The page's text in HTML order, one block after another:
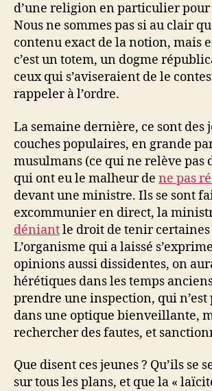
?
d’une religion en particulier pour
Nous ne sommes pas si au clair
contenu exact de la notion, mais
c’est un totem, un dogme
ceux qui s’aviseraient de le
rappeler à l’ordre.
La semaine dernière, ce sont des
couches populaires, en grande
musulmans (ce qui ne relève pas
qui ont eu le malheur de ne pas
devant une ministre. Ils se sont
excommunier en direct, la
déniantle droit de tenir
L’organisme qui a laissé
opinions aussi dissidentes, on
hérétiques dans les temps
prendre une inspection, qui n’est
dans une optique bienveillante,
rechercher des fautes, et
Que disent ces jeunes ? Qu’ils se
sur tous les plans, et que la «